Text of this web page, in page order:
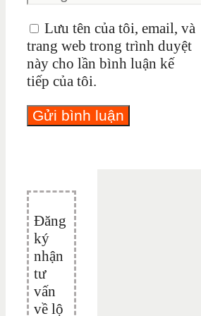
Lưu tên của tôi, email, và
trang web trong trình duyệt
này cho lần bình luận kế
tiếp của tôi.
Đăng
ký
nhận
tư
vấn
về lộ